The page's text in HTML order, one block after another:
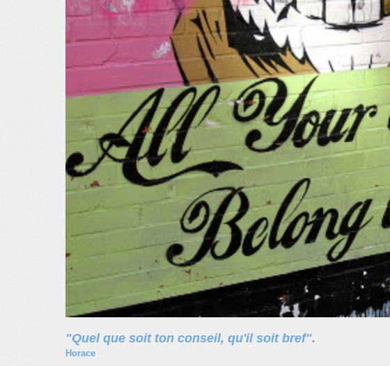
"Quel que soit ton conseil, qu'il soit bref".
Horace